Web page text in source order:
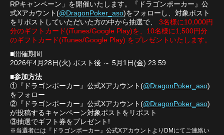
RPキャンペーン」を開催いたします。『ドラゴンポーカー』公
式Xアカウント(@DragonPoker_aso)をフォローし、対象ポスト
をリポストしていただいた方の中から抽選で、 3名様に10,000円
分のギフトカード(iTunes/Google Play)を、10名様に1,500円分
のギフトカード(iTunes/Google Play) をプレゼントいたします。
■開催期間
2026年4月28日(火) ポスト後 ～ 5月1日(金) 23:59
■参加方法
①『ドラゴンポーカー』公式Xアカウント(@DragonPoker_aso)
をフォロー
②『ドラゴンポーカー』公式Xアカウント(@DragonPoker_aso)
が投稿するキャンペーン対象ポストをリポスト
③抽選でギフト券をプレゼント!
※当選者には『ドラゴンポーカー』公式XアカウントよりDMにてご連絡い